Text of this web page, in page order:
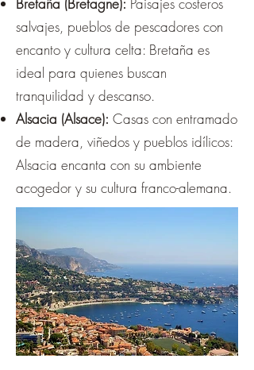
salvajes, pueblos de pescadores con
encanto y cultura celta: Bretaña es
ideal para quienes buscan
tranquilidad y descanso.
Alsacia (Alsace): Casas con entramado
de madera, viñedos y pueblos idílicos:
Alsacia encanta con su ambiente
acogedor y su cultura franco-alemana.